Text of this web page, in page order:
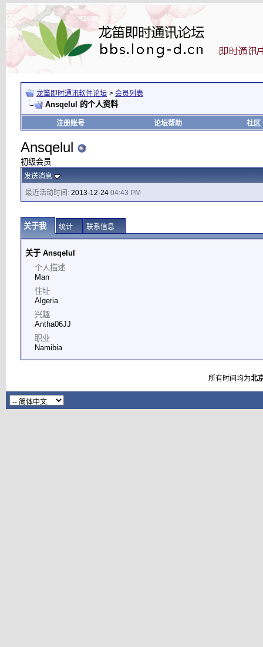
龙笛即时通讯软件论坛 > 会员列表
Ansqelul 的个人资料
注册账号 论坛帮助 社区
Ansqelul
初级会员
发送消息
最近活动时间: 2013-12-24 04:43 PM
关于我 统计 联系信息
关于 Ansqelul
个人描述
Man
住址
Algeria
兴趣
Antha06JJ
职业
Namibia
所有时间均为北